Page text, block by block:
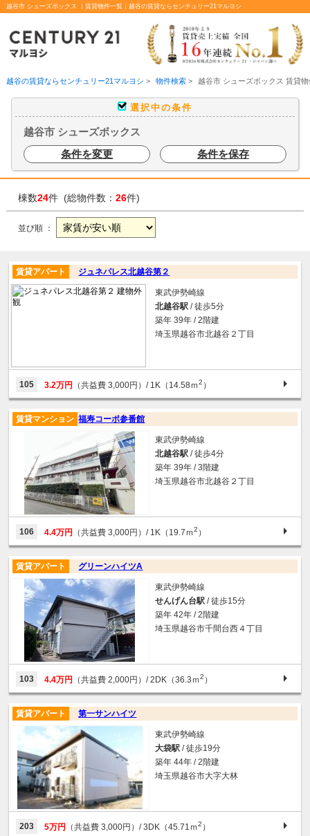
越谷市 シューズボックス ｜賃貸物件一覧｜越谷の賃貸ならセンチュリー21マルヨシ
越谷の賃貸ならセンチュリー21マルヨシ > 物件検索> 越谷市 シューズボックス 賃貸
選択中の条件
越谷市 シューズボックス
条件を変更
条件を保存
棟数24件 (総物件数：26件)
並び順 ：
ジュネパレス北越谷第２
賃貸アパート
東武伊勢崎線
北越谷駅 / 徒歩5分
築年 39年 / 2階建
埼玉県越谷市北越谷２丁目
105 3.2万円 （共益費 3,000円）/ 1K（14.58ｍ2 ）
福寿コーポ参番館
賃貸マンション
東武伊勢崎線
北越谷駅 / 徒歩4分
築年 39年 / 3階建
埼玉県越谷市北越谷２丁目
106 4.4万円 （共益費 3,000円）/ 1K（19.7ｍ2 ）
グリーンハイツA
賃貸アパート
東武伊勢崎線
せんげん台駅 / 徒歩15分
築年 42年 / 2階建
埼玉県越谷市千間台西４丁目
103 4.4万円 （共益費 2,000円）/ 2DK（36.3ｍ2 ）
第一サンハイツ
賃貸アパート
東武伊勢崎線
大袋駅 / 徒歩19分
築年 44年 / 2階建
埼玉県越谷市大字大林
203 5万円 （共益費 3,000円）/ 3DK（45.71ｍ2 ）